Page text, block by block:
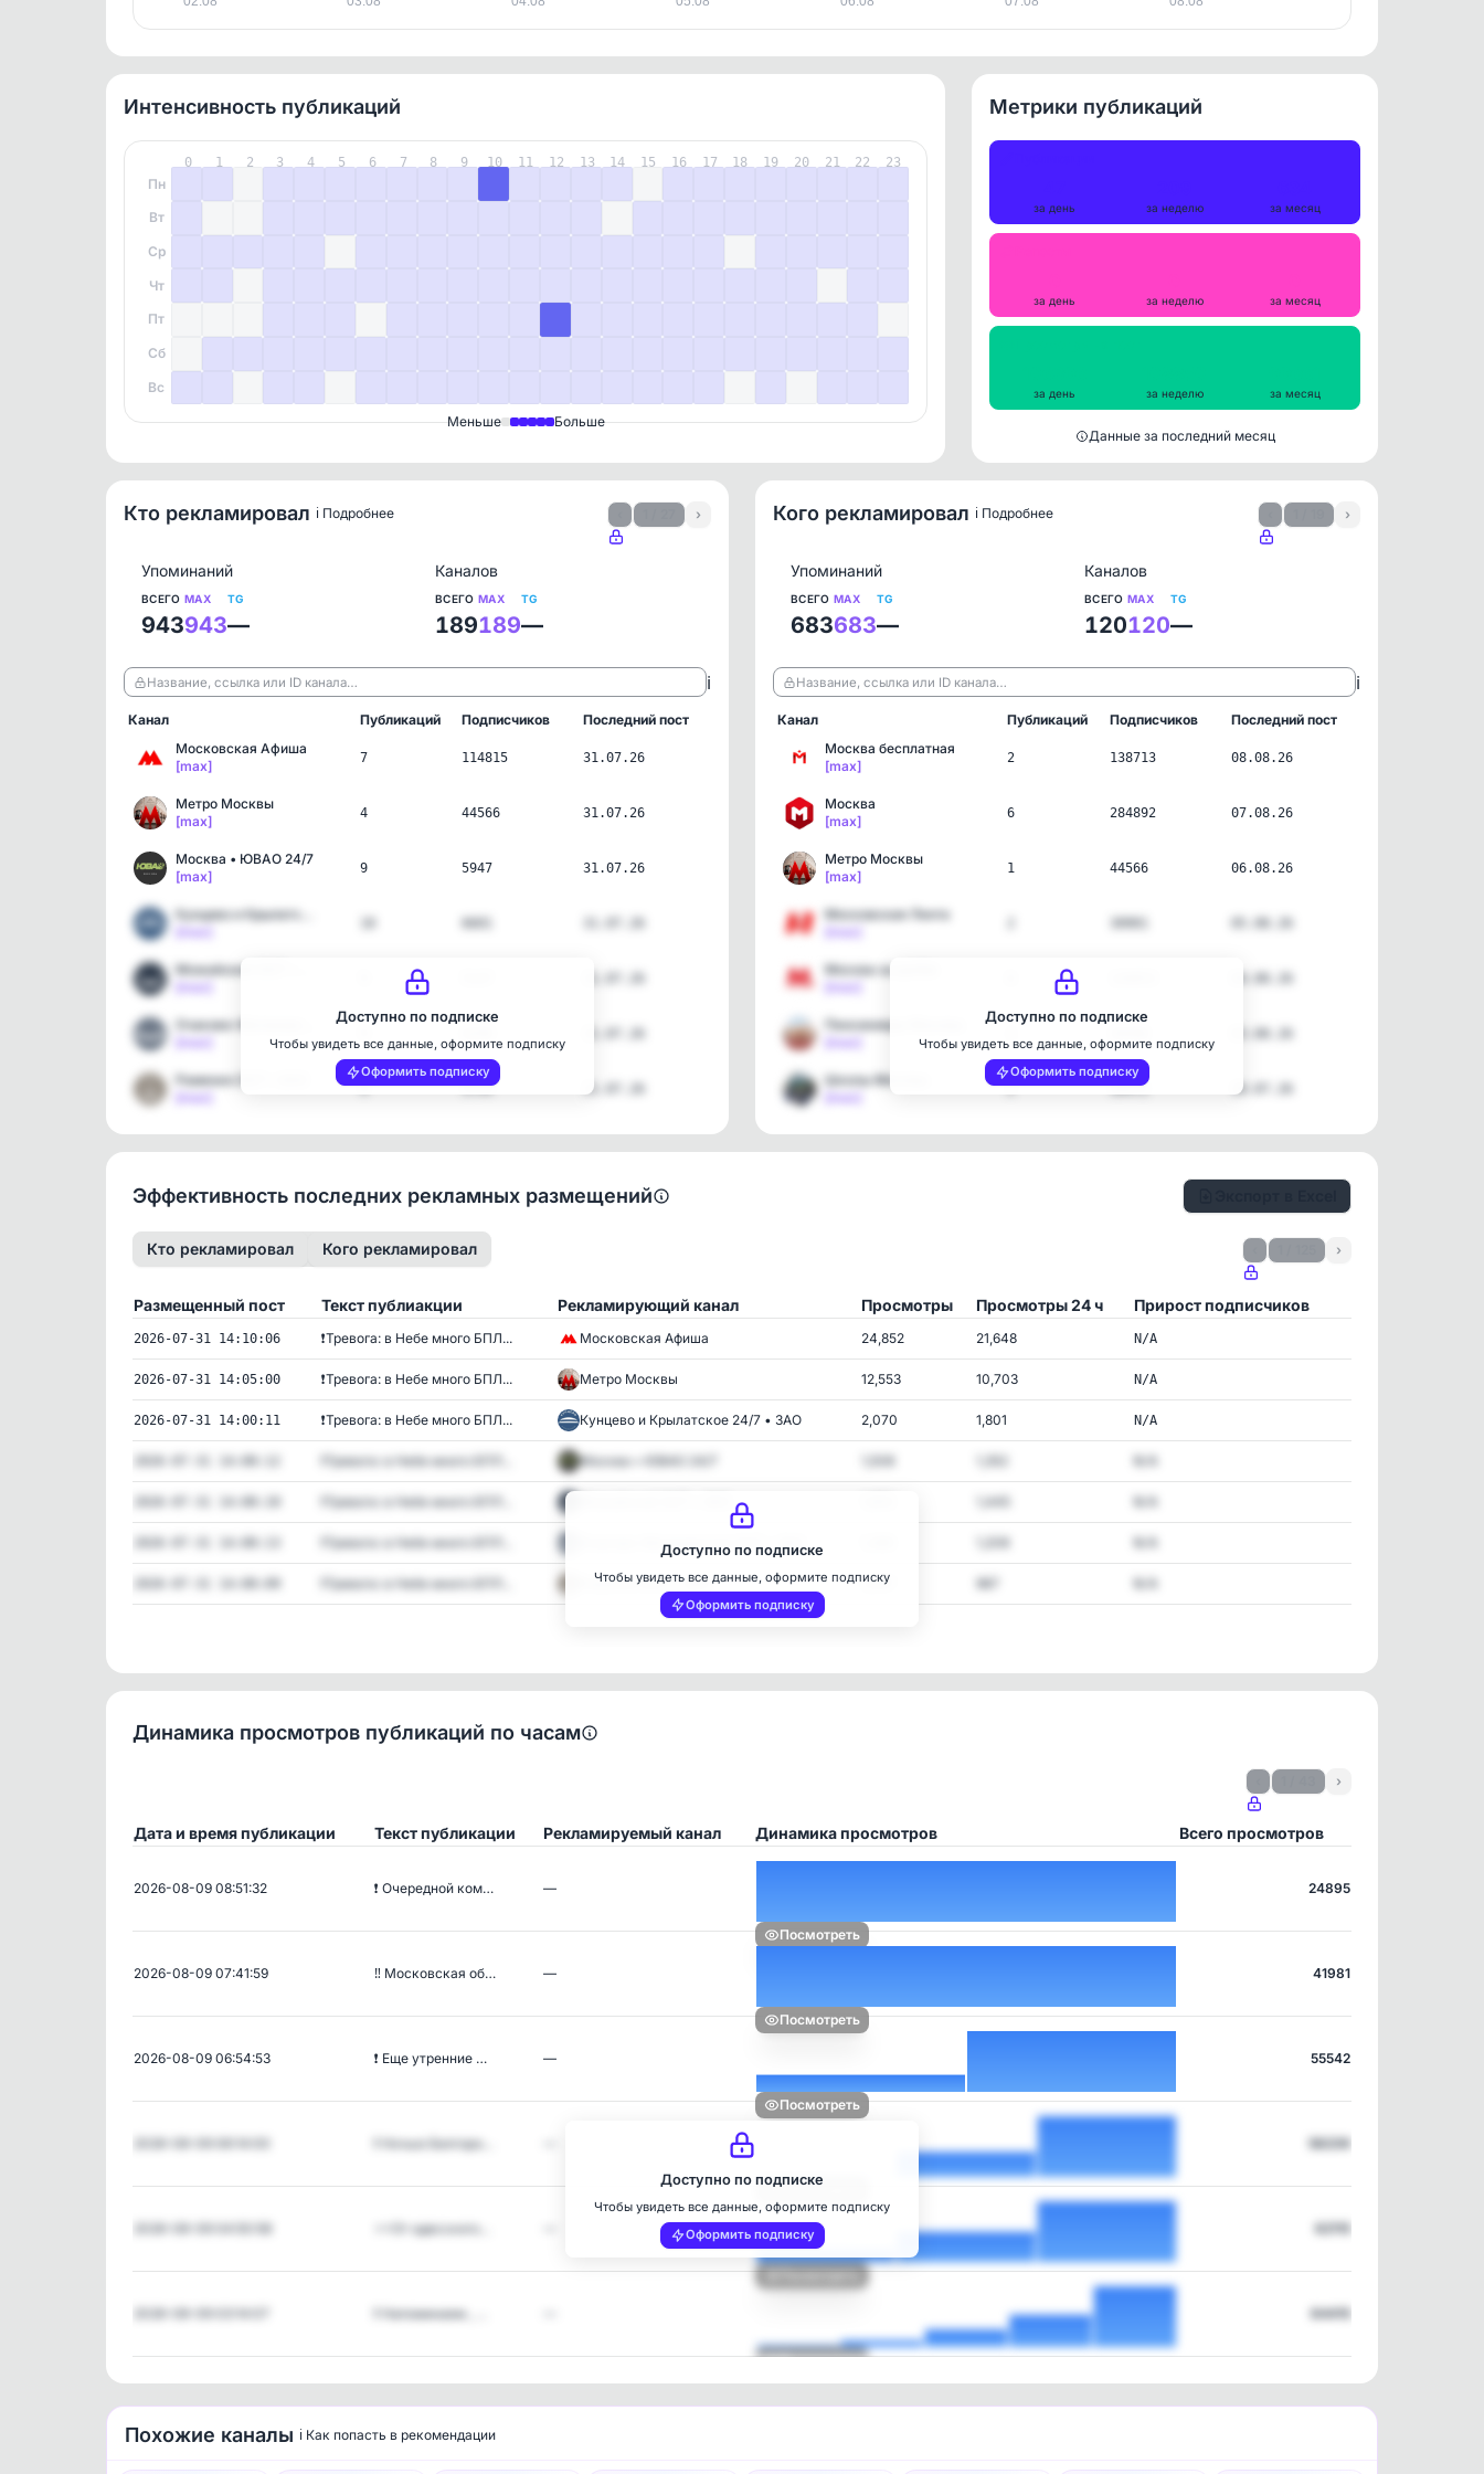
Интенсивность публикаций
0 1 2 3 4 5 6 7 8 9 10 11 12 13 14 15 16 17 18 19 20 21 22 23
Пн
Вт
Ср
Чт
Пт
Сб
Вс
Меньше Больше
Метрики публикаций
за день за неделю за месяц
за день за неделю за месяц
за день за неделю за месяц
Данные за последний месяц
Кто рекламировал ℹ️ Подробнее ›
Упоминаний
ВСЕГО
943
MAX
943
TG
—
Каналов
ВСЕГО
189
MAX
189
TG
—
Название, ссылка или ID канала… ℹ️
Канал Публикаций Подписчиков
Последний пост
Московская Афиша
[max]
7 114815 31.07.26
Метро Москвы
[max]
4 44566 31.07.26
Москва • ЮВАО 24/7
[max]
9 5947 31.07.26
Раменки 24/7 • ЗАО
9 3754 31.07.26
Доступно по подписке
Чтобы увидеть все данные, оформите подписку
Оформить подписку
Кого рекламировал ℹ️ Подробнее ›
Упоминаний
ВСЕГО
683
MAX
683
TG
—
Каналов
ВСЕГО
120
MAX
120
TG
—
Название, ссылка или ID канала… ℹ️
Канал Публикаций Подписчиков
Последний пост
Москва бесплатная
[max]
2 138713 08.08.26
Москва
[max]
6 284892 07.08.26
Метро Москвы
[max]
1 44566 06.08.26
Московская Лента
Москва за рулём
Пенсионеры Москвы
Школы Москвы
2 50472 30.07.26
Доступно по подписке
Чтобы увидеть все данные, оформите подписку
Оформить подписку
Эффективность последних рекламных размещений
Кто рекламировал Кого рекламировал ›
Размещенный пост Текст публиакции Рекламирующий канал Просмотры Просмотры 24 ч Прирост подписчиков
2026-07-31 14:10:06 ❗️Тревога: в Небе много БПЛ... Московская Афиша 24,852 21,648 N/A
2026-07-31 14:05:00 ❗️Тревога: в Небе много БПЛ... Метро Москвы 12,553 10,703 N/A
2026-07-31 14:00:11 ❗️Тревога: в Небе много БПЛ... Кунцево и Крылатское 24/7 • ЗАО 2,070 1,801 N/A
❗️Тревога: в Небе много БПЛ... Москва • ЮВАО 24/7
❗️Тревога: в Небе много БПЛ...
❗️Тревога: в Небе много БПЛ... Очаково-Матвеевское 24/7 • ЗАО
❗️Тревога: в Небе много БПЛ... Раменки 24/7 • ЗАО 1,097
Доступно по подписке
Чтобы увидеть все данные, оформите подписку
Оформить подписку
Динамика просмотров публикаций по часам
›
Дата и время публикации Текст публикации Рекламируемый канал Динамика просмотров Всего просмотров
2026-08-09 08:51:32 ❗️ Очередной ком… —
Посмотреть
24895
2026-08-09 07:41:59 ‼️ Московская об… —
Посмотреть
41981
2026-08-09 06:54:53 ❗️ Еще утренние … —
Посмотреть
55542
❗️ Ночью Белгоро…
Посмотреть
58239
⚡️⚡️От одесского…
Посмотреть
62115
❗️ Напоминаем , …
Посмотреть
64415
Доступно по подписке
Чтобы увидеть все данные, оформите подписку
Оформить подписку
Похожие каналы ℹ️ Как попасть в рекомендации